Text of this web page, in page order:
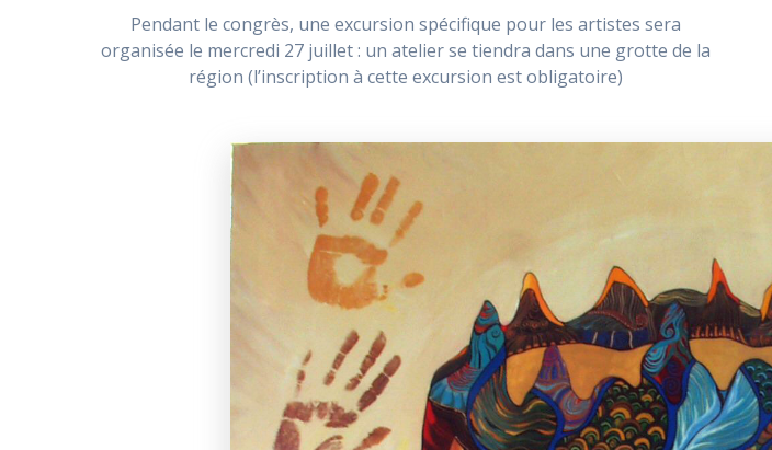
Pendant le congrès, une excursion spécifique pour les artistes sera
organisée le mercredi 27 juillet : un atelier se tiendra dans une grotte de la
région (l’inscription à cette excursion est obligatoire)